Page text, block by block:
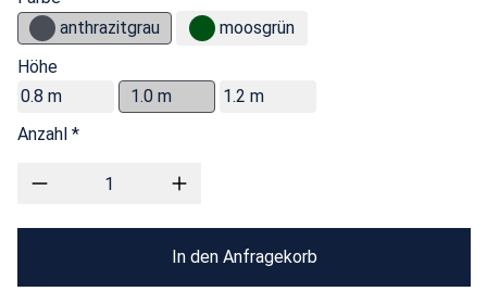
anthrazitgrau
moosgrün
Höhe
0.8 m
1.0 m
1.2 m
Anzahl *
In den Anfragekorb